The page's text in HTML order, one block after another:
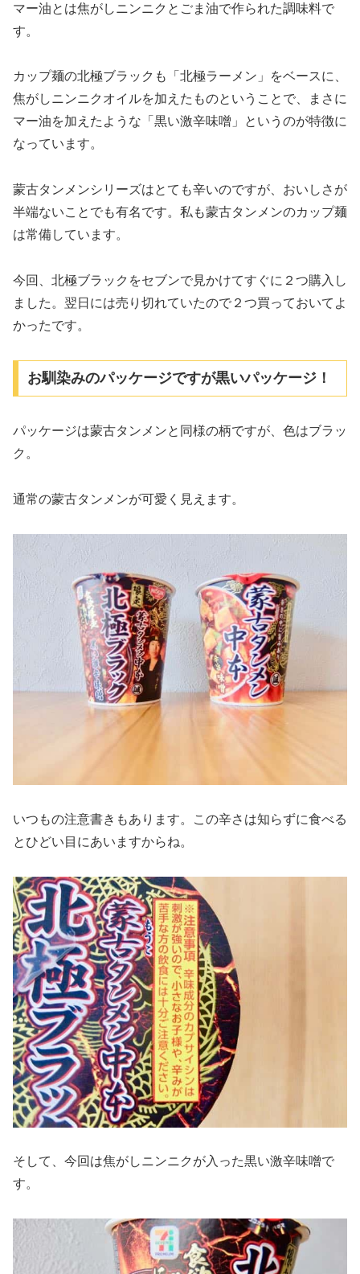
マー油とは焦がしニンニクとごま油で作られた調味料で
す。
カップ麺の北極ブラックも「北極ラーメン」をベースに、
焦がしニンニクオイルを加えたものということで、まさに
マー油を加えたような「黒い激辛味噌」というのが特徴に
なっています。
蒙古タンメンシリーズはとても辛いのですが、おいしさが
半端ないことでも有名です。私も蒙古タンメンのカップ麺
は常備しています。
今回、北極ブラックをセブンで見かけてすぐに２つ購入し
ました。翌日には売り切れていたので２つ買っておいてよ
かったです。
お馴染みのパッケージですが黒いパッケージ！
パッケージは蒙古タンメンと同様の柄ですが、色はブラッ
ク。
通常の蒙古タンメンが可愛く見えます。
いつもの注意書きもあります。この辛さは知らずに食べる
とひどい目にあいますからね。
そして、今回は焦がしニンニクが入った黒い激辛味噌で
す。